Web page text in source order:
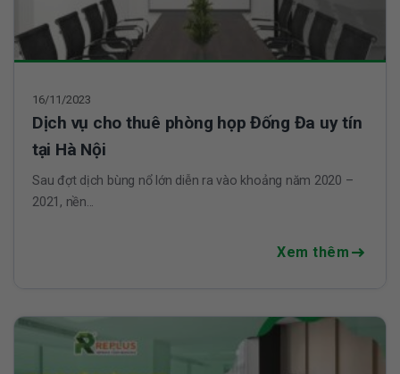
16/11/2023
Dịch vụ cho thuê phòng họp Đống Đa uy tín
tại Hà Nội
Sau đợt dịch bùng nổ lớn diễn ra vào khoảng năm 2020 –
2021, nền...
Xem thêm